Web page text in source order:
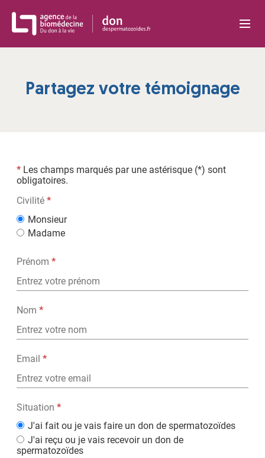
Partagez votre témoignage
* Les champs marqués par une astérisque (*) sont
obligatoires.
Civilité
Champ
requis
Civilité *
Monsieur
Madame
Prénom *Champ
Nom *Champ
Email *Champ
Situation
requis
Situation *
J'ai fait ou je vais faire un don de spermatozoïdes
J'ai reçu ou je vais recevoir un don de
spermatozoïdes